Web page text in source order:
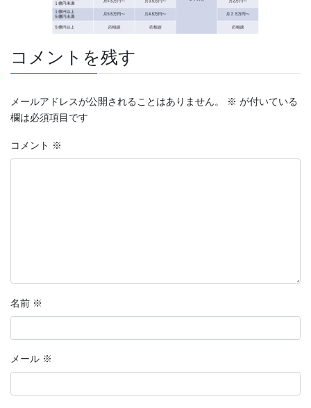
コメントを残す
メールアドレスが公開されることはありません。 ※ が付いている
欄は必須項目です
コメント ※
名前 ※
メール ※